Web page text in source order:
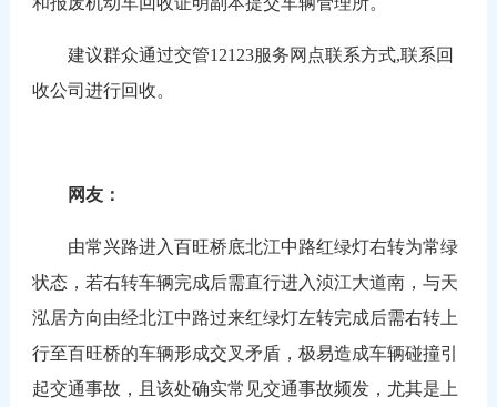
建议群众通过交管12123服务网点联系方式,联系回
收公司进行回收。
网友：
由常兴路进入百旺桥底北江中路红绿灯右转为常绿
状态，若右转车辆完成后需直行进入浈江大道南，与天
泓居方向由经北江中路过来红绿灯左转完成后需右转上
行至百旺桥的车辆形成交叉矛盾，极易造成车辆碰撞引
起交通事故，且该处确实常见交通事故频发，尤其是上